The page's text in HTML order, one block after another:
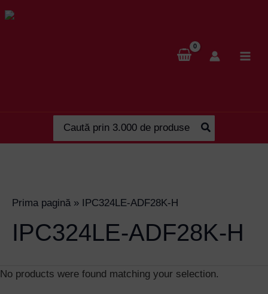
Skip
to
for:
Prima pagină» IPC324LE-ADF28K-H
IPC324LE-ADF28K-H
No products were found matching your selection.